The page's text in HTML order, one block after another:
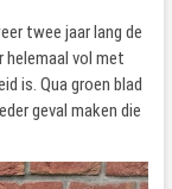
twee jaar lang de
helemaal vol met
is. Qua groen blad
geval maken die